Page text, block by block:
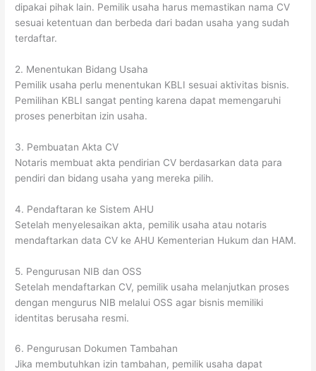
dipakai pihak lain. Pemilik usaha harus memastikan nama CV
sesuai ketentuan dan berbeda dari badan usaha yang sudah
terdaftar.
2. Menentukan Bidang Usaha
Pemilik usaha perlu menentukan KBLI sesuai aktivitas bisnis.
Pemilihan KBLI sangat penting karena dapat memengaruhi
proses penerbitan izin usaha.
3. Pembuatan Akta CV
Notaris membuat akta pendirian CV berdasarkan data para
pendiri dan bidang usaha yang mereka pilih.
4. Pendaftaran ke Sistem AHU
Setelah menyelesaikan akta, pemilik usaha atau notaris
mendaftarkan data CV ke AHU Kementerian Hukum dan HAM.
5. Pengurusan NIB dan OSS
Setelah mendaftarkan CV, pemilik usaha melanjutkan proses
dengan mengurus NIB melalui OSS agar bisnis memiliki
identitas berusaha resmi.
6. Pengurusan Dokumen Tambahan
Jika membutuhkan izin tambahan, pemilik usaha dapat